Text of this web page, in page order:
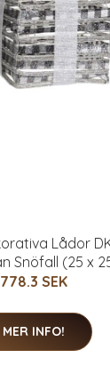
Lådor
Snöfall (25 x
778.3 SEK
MER INFO!